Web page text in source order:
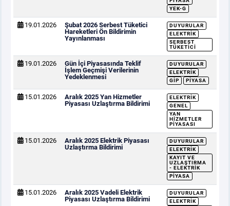
YEK-G
19.01.2026
Şubat 2026 Serbest Tüketici
Hareketleri Ön Bildirimin
Yayınlanması
DUYURULAR
ELEKTRIK
SERBEST
TÜKETICI
19.01.2026
Gün İçi Piyasasında Teklif
İşlem Geçmişi Verilerinin
Yedeklenmesi
DUYURULAR
ELEKTRIK
GİP
PIYASA
15.01.2026
Aralık 2025 Yan Hizmetler
Piyasası Uzlaştırma Bildirimi
ELEKTRIK
GENEL
YAN
HIZMETLER
PIYASASI
15.01.2026
Aralık 2025 Elektrik Piyasası
Uzlaştırma Bildirimi
DUYURULAR
ELEKTRIK
KAYIT VE
UZLAŞTIRMA
- ELEKTRIK
PIYASA
15.01.2026
Aralık 2025 Vadeli Elektrik
Piyasası Uzlaştırma Bildirimi
DUYURULAR
ELEKTRIK